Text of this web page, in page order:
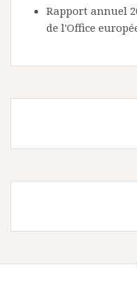
Rapport annuel
de l'Office